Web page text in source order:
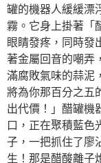
罐的機器人緩緩漂
霧。它身上掛著「
眼睛發疼，同時發
著金屬回音的嘲弄
滿腐敗氣味的蒜泥
將為你那百分之五
出代價！」醋罐機
口，正在聚積藍色
子，一把抓住了廖
生！那是醋酸離子